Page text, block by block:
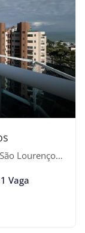
Bertioga-SP
1 Vaga